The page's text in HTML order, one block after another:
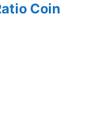
Coin